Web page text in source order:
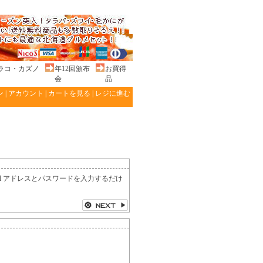
コ・カズノ
年12回頒布
会
お買得
品
アカウント カートを見る レジに進む
ドレスとパスワードを入力するだけ